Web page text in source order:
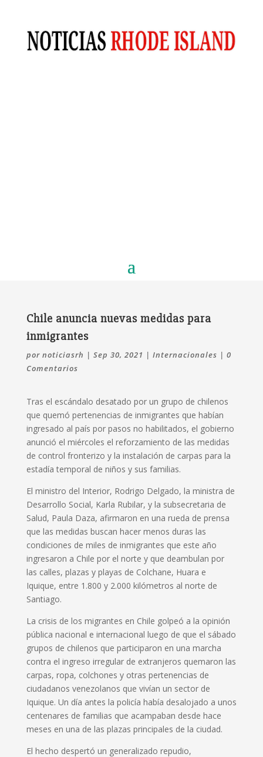
Chile anuncia nuevas medidas para
inmigrantes
por noticiasrh | Sep 30, 2021 | Internacionales | 0
Comentarios
Tras el escándalo desatado por un grupo de chilenos
que quemó pertenencias de inmigrantes que habían
ingresado al país por pasos no habilitados, el gobierno
anunció el miércoles el reforzamiento de las medidas
de control fronterizo y la instalación de carpas para la
estadía temporal de niños y sus familias.
El ministro del Interior, Rodrigo Delgado, la ministra de
Desarrollo Social, Karla Rubilar, y la subsecretaria de
Salud, Paula Daza, afirmaron en una rueda de prensa
que las medidas buscan hacer menos duras las
condiciones de miles de inmigrantes que este año
ingresaron a Chile por el norte y que deambulan por
las calles, plazas y playas de Colchane, Huara e
Iquique, entre 1.800 y 2.000 kilómetros al norte de
Santiago.
La crisis de los migrantes en Chile golpeó a la opinión
pública nacional e internacional luego de que el sábado
grupos de chilenos que participaron en una marcha
contra el ingreso irregular de extranjeros quemaron las
carpas, ropa, colchones y otras pertenencias de
ciudadanos venezolanos que vivían un sector de
Iquique. Un día antes la policía había desalojado a unos
centenares de familias que acampaban desde hace
meses en una de las plazas principales de la ciudad.
El hecho despertó un generalizado repudio,